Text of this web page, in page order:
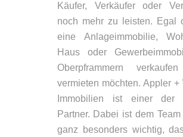
Käufer, Verkäufer oder
noch mehr zu leisten. Egal
eine Anlageimmobilie,
Haus oder
Oberpframmern
vermieten möchten. Appler +
Immobilien ist einer der
Partner. Dabei ist dem Team
ganz besonders wichtig,